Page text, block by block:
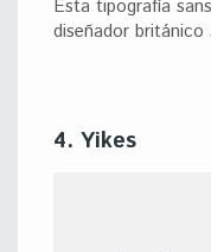
Esta tipografía
diseñador británico
4. Yikes